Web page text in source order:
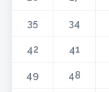
34
35
41
42
48
49